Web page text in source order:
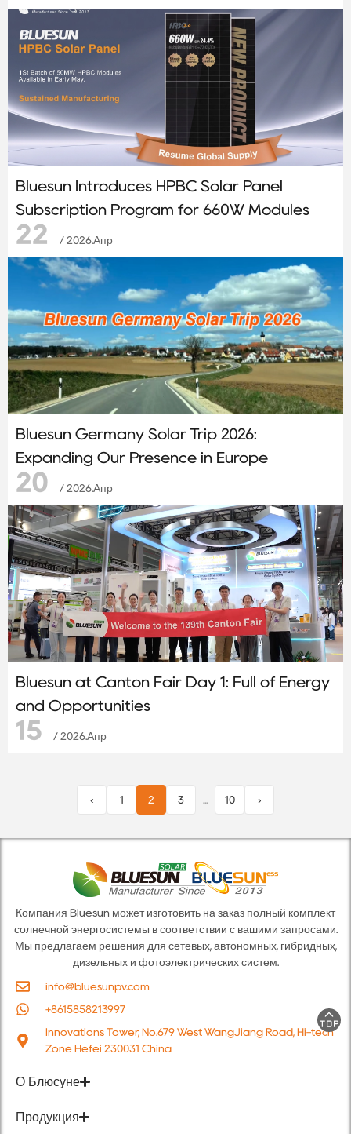
Bluesun Introduces HPBC Solar Panel
Subscription Program for 660W Modules
22 / 2026.Апр
Bluesun Germany Solar Trip 2026:
Expanding Our Presence in Europe
20 / 2026.Апр
Bluesun at Canton Fair Day 1: Full of Energy
and Opportunities
15 / 2026.Апр
‹ 1 2 3 10 ›
Компания Bluesun может изготовить на заказ полный комплект
солнечной энергосистемы в соответствии с вашими запросами.
Мы предлагаем решения для сетевых, автономных, гибридных,
дизельных и фотоэлектрических систем.
info@bluesunpv.com
+8615858213997
Innovations Tower, No.679 West WangJiang Road, Hi-tech
Zone Hefei 230031 China
О Блюсуне
Продукция